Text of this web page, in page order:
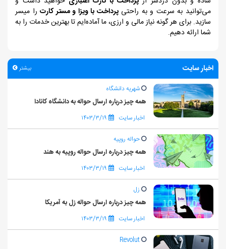
می‌توانید به سرعت و به راحتیپرداخت با ویزا و مستر کارترا میسر
سازید. برای هر گونه نیاز مالی و ارزی، ما آماده‌ایم تا بهترین خدمات را به
شما ارائه دهیم.
اخبار سایت بیشتر
شهریه دانشگاه
همه چیز درباره ارسال حواله به دانشگاه کانادا
اخبار سایت ۱۴۰۳/۳/۱۹
حواله روپیه
همه چیز درباره ارسال حواله روپیه به هند
اخبار سایت ۱۴۰۳/۳/۱۹
زل
همه چیز درباره ارسال حواله زل به آمریکا
اخبار سایت ۱۴۰۳/۳/۱۹
Revolut